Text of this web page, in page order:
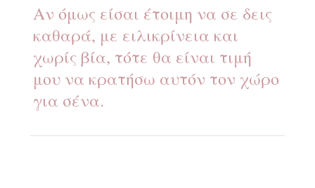
Αν όμως είσαι έτοιμη να σε δεις
καθαρά, με ειλικρίνεια και
χωρίς βία, τότε θα είναι τιμή
μου να κρατήσω αυτόν τον χώρο
για σένα.